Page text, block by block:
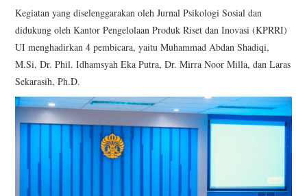
Kegiatan yang diselenggarakan oleh Jurnal Psikologi Sosial dan
didukung oleh Kantor Pengelolaan Produk Riset dan Inovasi (KPRRI)
UI menghadirkan 4 pembicara, yaitu Muhammad Abdan Shadiqi,
M.Si, Dr. Phil. Idhamsyah Eka Putra, Dr. Mirra Noor Milla, dan Laras
Sekarasih, Ph.D.